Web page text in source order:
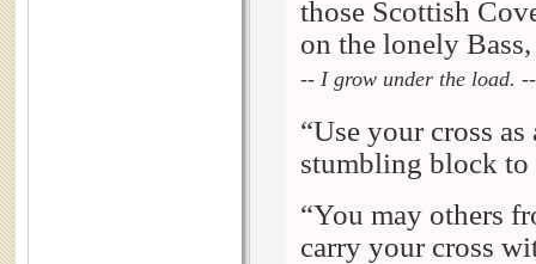
those Scottish
on the lonely
-- I grow under the load.
“Use your cross
stumbling block to
“You may others
carry your cross